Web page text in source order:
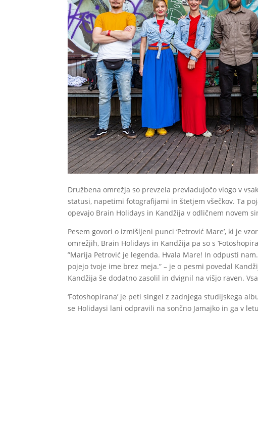
Družbena omrežja so prevzela prevladujočo vlogo v
statusi, napetimi fotografijami in štetjem všečkov. Ta
opevajo Brain Holidays in Kandžija v odličnem novem
Pesem govori o izmišljeni punci ‘Petrović Mare’, ki je
omrežjih, Brain Holidays in Kandžija pa so s
”Marija Petrović je legenda. Hvala Mare! In odpusti
pojejo tvoje ime brez meja.” – je o pesmi povedal
Kandžija še dodatno zasolil in dvignil na višjo raven.
‘Fotoshopirana’ je peti singel z zadnjega studijskega
se Holidaysi lani odpravili na sončno Jamajko in ga v